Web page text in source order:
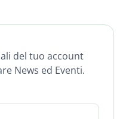
del tuo account
News ed Eventi.